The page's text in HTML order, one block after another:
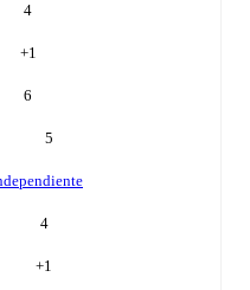
4
+1
6
5
4
+1